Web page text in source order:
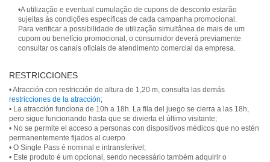
•A utilização e eventual cumulação de cupons de desconto estarão
sujeitas às condições específicas de cada campanha promocional.
Para verificar a possibilidade de utilização simultânea de mais de um
cupom ou benefício promocional, o consumidor deverá previamente
consultar os canais oficiais de atendimento comercial da empresa.
RESTRICCIONES
• Atracción con restricción de altura de 1,20 m, consulta las demás
restricciones de la atracción;
• La atracción funciona de 10h a 18h. La fila del juego se cierra a las 18h,
pero sigue funcionando hasta que se divierta el último visitante;
• No se permite el acceso a personas con dispositivos médicos que no estén
permanentemente fijados al cuerpo.
• O Single Pass é nominal e intransferível;
• Este produto é um opcional, sendo necessário também adquirir o